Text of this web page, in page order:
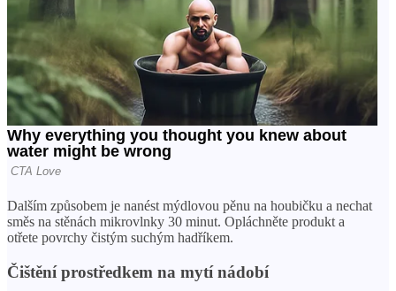
Dalším způsobem je nanést mýdlovou pěnu na houbičku a nechat
směs na stěnách mikrovlnky 30 minut. Opláchněte produkt a
otřete povrchy čistým suchým hadříkem.
Čištění prostředkem na mytí nádobí